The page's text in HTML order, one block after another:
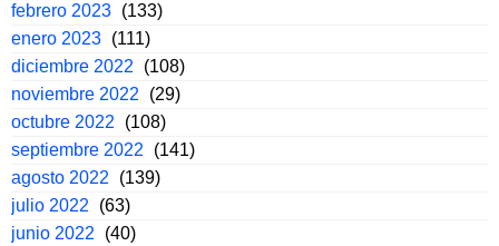
febrero 2023 (133)
enero 2023 (111)
diciembre 2022
(108)
noviembre 2022
(29)
octubre 2022
(108)
septiembre 2022
(141)
agosto 2022
(139)
julio 2022
(63)
junio 2022
(40)